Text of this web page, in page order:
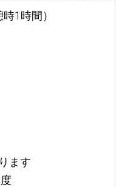
1時間）
ます